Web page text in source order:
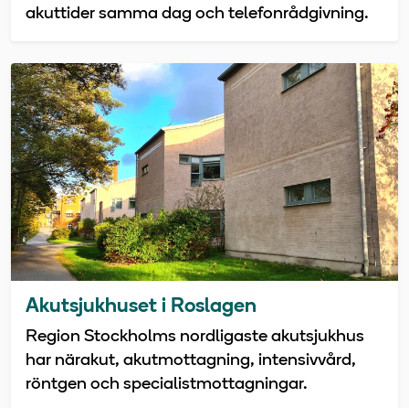
akuttider samma dag och telefonrådgivning.
Akutsjukhuset i Roslagen
Region Stockholms nordligaste akutsjukhus
har närakut, akutmottagning, intensivvård,
röntgen och specialistmottagningar.